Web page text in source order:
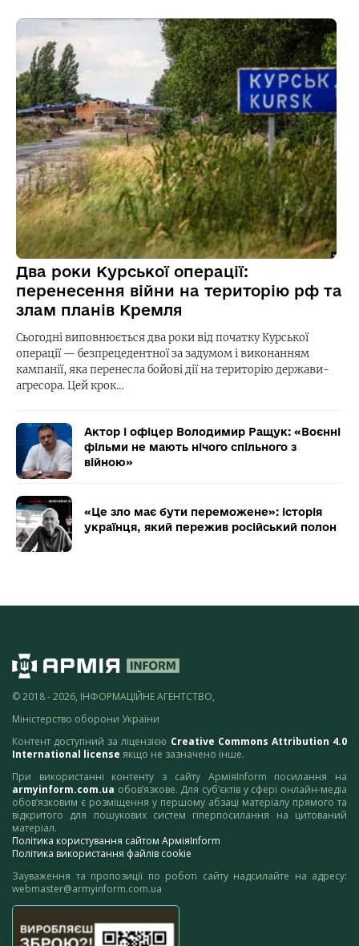
Два роки Курської операції:
перенесення війни на територію рф та
злам планів Кремля
Сьогодні виповнюється два роки від початку Курської
операції — безпрецедентної за задумом і виконанням
кампанії, яка перенесла бойові дії на територію держави-
агресора. Цей крок…
Актор і офіцер Володимир Ращук: «Воєнні
фільми не мають нічого спільного з
війною»
«Це зло має бути переможене»: історія
українця, який пережив російський полон
© 2018 - 2026, ІНФОРМАЦІЙНЕ АГЕНТСТВО,
Міністерство оборони України
Контент доступний за ліцензією Creative Commons Attribution 4.0
International license якщо не зазначено інше.
При використанні контенту з сайту АрміяInform посилання на
armyinform.com.ua обов’язкове. Для суб’єктів у сфері онлайн-медіа
обов’язковим є розміщення у першому абзаці матеріалу прямого та
відкритого для пошукових систем гіперпосилання на цитований
матеріал.
Політика користування сайтом АрміяInform
Політика використання файлів cookie
Зауваження та пропозиції по роботі сайту надсилайте на адресу:
webmaster@armyinform.com.ua